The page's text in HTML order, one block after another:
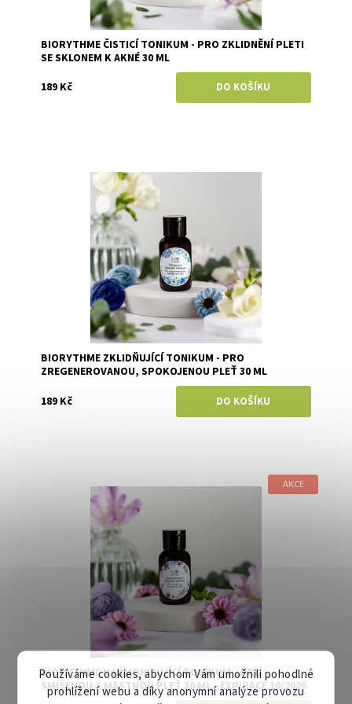
BIORYTHME ČISTICÍ TONIKUM - PRO ZKLIDNĚNÍ PLETI
SE SKLONEM K AKNÉ 30 ML
189 Kč
Dostupnost:
Skladem
Biorythme
BIORYTHME ZKLIDŇUJÍCÍ TONIKUM - PRO
ZREGENEROVANOU, SPOKOJENOU PLEŤ 30 ML
189 Kč
AKCE
Dostupnost:
Skladem
Biorythme
BIORYTHME HARMONIZUJÍCÍ TONIKUM - PRO
SMÍŠENOU A MASTNOU PLEŤ 30 ML - EXPIRACE 10/2026
Používáme cookies, abychom Vám umožnili pohodlné
prohlížení webu a díky anonymní analýze provozu